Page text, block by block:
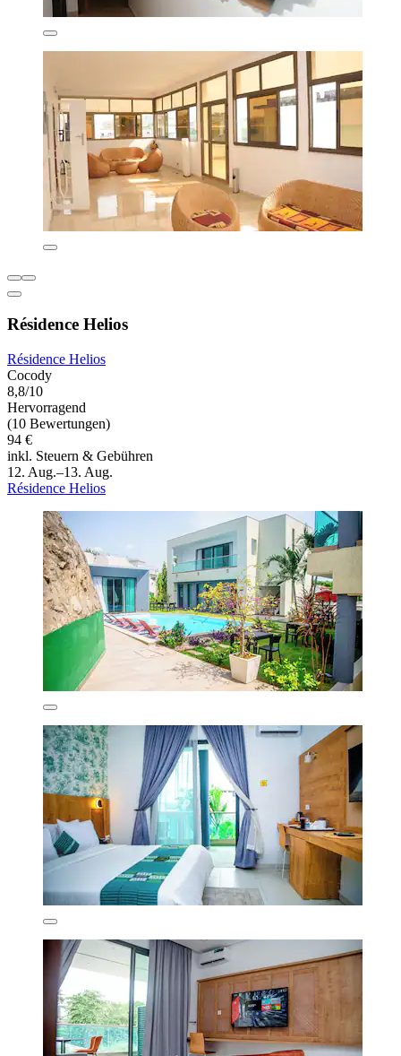
Résidence Helios
Résidence Helios
Cocody
8,8/10
Hervorragend
(10 Bewertungen)
94 €
inkl. Steuern & Gebühren
12. Aug.–13. Aug.
Résidence Helios